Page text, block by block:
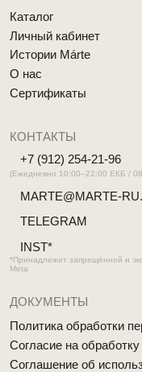
MÁRTE © 2026 Все права защищены